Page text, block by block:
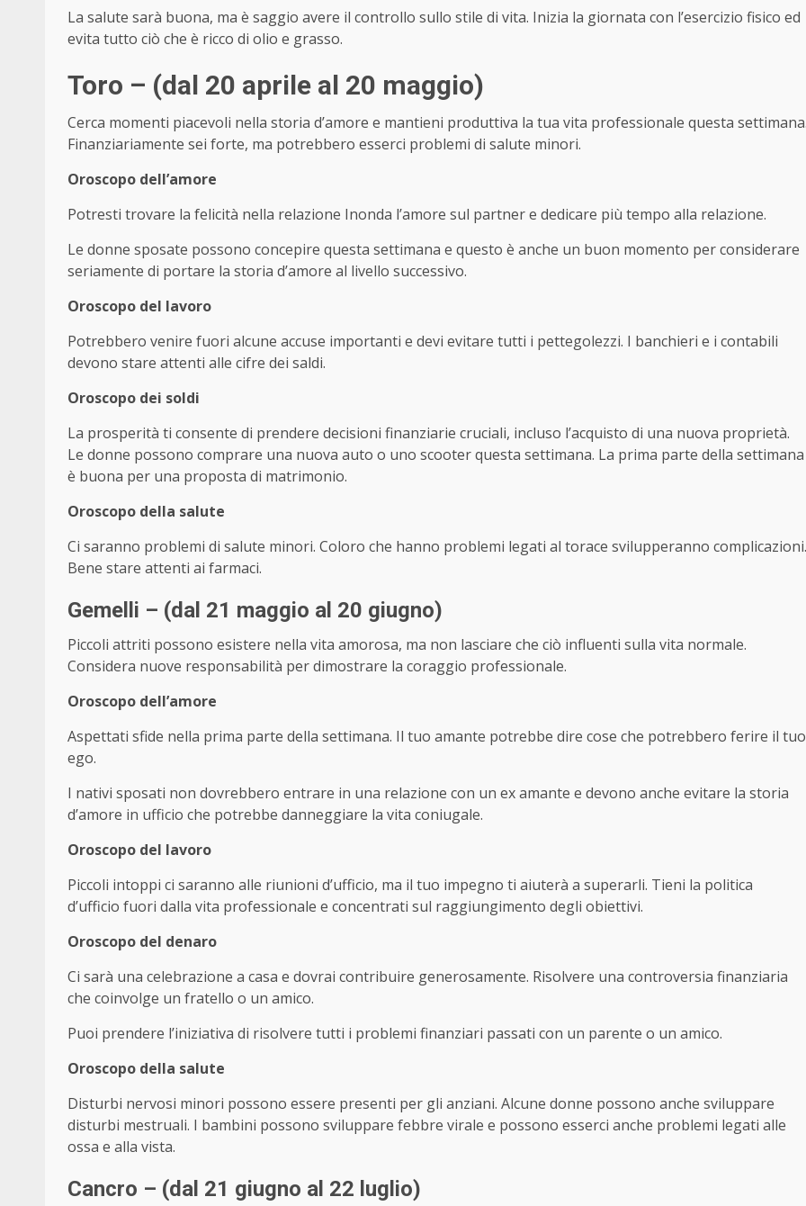
La salute sarà buona, ma è saggio avere il controllo sullo stile di vita. Inizia la giornata con l’esercizio fisico ed
evita tutto ciò che è ricco di olio e grasso.
Toro – (dal 20 aprile al 20 maggio)
Cerca momenti piacevoli nella storia d’amore e mantieni produttiva la tua vita professionale questa
Finanziariamente sei forte, ma potrebbero esserci problemi di salute minori.
Oroscopo dell’amore
Potresti trovare la felicità nella relazione Inonda l’amore sul partner e dedicare più tempo alla relazione.
Le donne sposate possono concepire questa settimana e questo è anche un buon momento per considerare
seriamente di portare la storia d’amore al livello successivo.
Oroscopo del lavoro
Potrebbero venire fuori alcune accuse importanti e devi evitare tutti i pettegolezzi. I banchieri e i contabili
devono stare attenti alle cifre dei saldi.
Oroscopo dei soldi
La prosperità ti consente di prendere decisioni finanziarie cruciali, incluso l’acquisto di una nuova proprietà.
Le donne possono comprare una nuova auto o uno scooter questa settimana. La prima parte della settimana
è buona per una proposta di matrimonio.
Oroscopo della salute
Ci saranno problemi di salute minori. Coloro che hanno problemi legati al torace svilupperanno complicazioni.
Bene stare attenti ai farmaci.
Gemelli – (dal 21 maggio al 20 giugno)
Piccoli attriti possono esistere nella vita amorosa, ma non lasciare che ciò influenti sulla vita normale.
Considera nuove responsabilità per dimostrare la coraggio professionale.
Oroscopo dell’amore
Aspettati sfide nella prima parte della settimana. Il tuo amante potrebbe dire cose che potrebbero ferire il tuo
ego.
I nativi sposati non dovrebbero entrare in una relazione con un ex amante e devono anche evitare la storia
d’amore in ufficio che potrebbe danneggiare la vita coniugale.
Oroscopo del lavoro
Piccoli intoppi ci saranno alle riunioni d’ufficio, ma il tuo impegno ti aiuterà a superarli. Tieni la politica
d’ufficio fuori dalla vita professionale e concentrati sul raggiungimento degli obiettivi.
Oroscopo del denaro
Ci sarà una celebrazione a casa e dovrai contribuire generosamente. Risolvere una controversia finanziaria
che coinvolge un fratello o un amico.
Puoi prendere l’iniziativa di risolvere tutti i problemi finanziari passati con un parente o un amico.
Oroscopo della salute
Disturbi nervosi minori possono essere presenti per gli anziani. Alcune donne possono anche sviluppare
disturbi mestruali. I bambini possono sviluppare febbre virale e possono esserci anche problemi legati alle
ossa e alla vista.
Cancro – (dal 21 giugno al 22 luglio)